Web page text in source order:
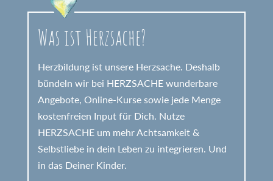
Was ist Herzsache?
Herzbildung ist unsere Herzsache. Deshalb
bündeln wir bei HERZSACHE wunderbare
Angebote, Online-Kurse sowie jede Menge
kostenfreien Input für Dich. Nutze
HERZSACHE um mehr Achtsamkeit &
Selbstliebe in dein Leben zu integrieren. Und
in das Deiner Kinder.